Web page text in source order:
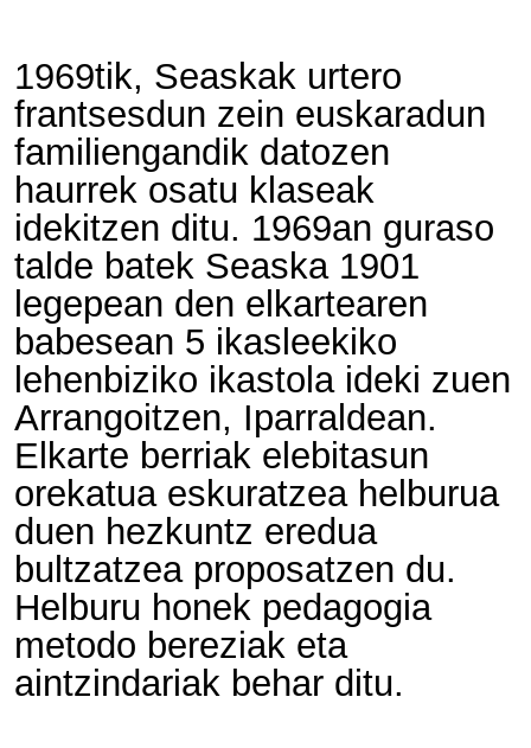
1969tik, Seaskak urtero
frantsesdun zein euskaradun
familiengandik datozen
haurrek osatu klaseak
idekitzen ditu. 1969an guraso
talde batek Seaska 1901
legepean den elkartearen
babesean 5 ikasleekiko
lehenbiziko ikastola ideki zuen
Arrangoitzen, Iparraldean.
Elkarte berriak elebitasun
orekatua eskuratzea helburua
duen hezkuntz eredua
bultzatzea proposatzen du.
Helburu honek pedagogia
metodo bereziak eta
aintzindariak behar ditu.